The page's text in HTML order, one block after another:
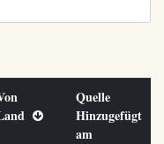
Quelle
Hinzugefügt
am